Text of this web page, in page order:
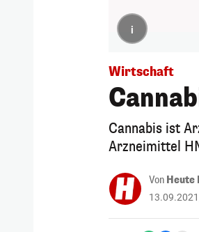
i
Wirtschaft
Cannabis ist
Arzneimittel
Von Heute